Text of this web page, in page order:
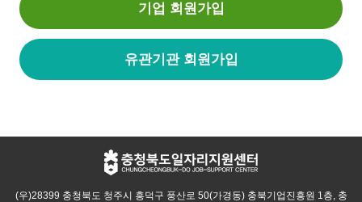
기업 회원가입
유관기관 회원가입
(우)28399 충청북도 청주시 흥덕구 풍산로 50(가경동) 충북기업진흥원 1층, 충